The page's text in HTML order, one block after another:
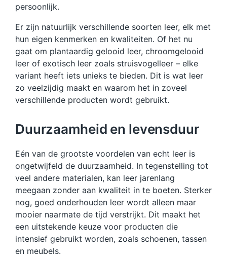
persoonlijk.
Er zijn natuurlijk verschillende soorten leer, elk met
hun eigen kenmerken en kwaliteiten. Of het nu
gaat om plantaardig gelooid leer, chroomgelooid
leer of exotisch leer zoals struisvogelleer – elke
variant heeft iets unieks te bieden. Dit is wat leer
zo veelzijdig maakt en waarom het in zoveel
verschillende producten wordt gebruikt.
Duurzaamheid en levensduur
Eén van de grootste voordelen van echt leer is
ongetwijfeld de duurzaamheid. In tegenstelling tot
veel andere materialen, kan leer jarenlang
meegaan zonder aan kwaliteit in te boeten. Sterker
nog, goed onderhouden leer wordt alleen maar
mooier naarmate de tijd verstrijkt. Dit maakt het
een uitstekende keuze voor producten die
intensief gebruikt worden, zoals schoenen, tassen
en meubels.